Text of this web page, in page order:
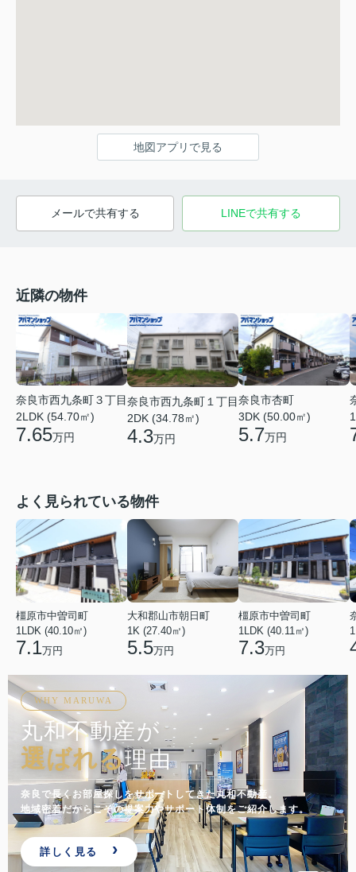
地図アプリで見る
メールで共有する LINEで共有する
近隣の物件
奈良市西九条町３丁目
2LDK (54.70㎡)
7.65万円
奈良市西九条町１丁目
2DK (34.78㎡)
4.3万円
奈良市杏町
3DK (50.00㎡)
5.7万円
よく見られている物件
橿原市中曽司町
1LDK (40.10㎡)
7.1万円
大和郡山市朝日町
1K (27.40㎡)
5.5万円
橿原市中曽司町
1LDK (40.11㎡)
7.3万円
WHY MARUWA
丸和不動産が
選ばれる理由
奈良で長くお部屋探しをサポートしてきた丸和不動産。
地域密着だからこその提案力やサポート体制をご紹介します。
詳しく見る